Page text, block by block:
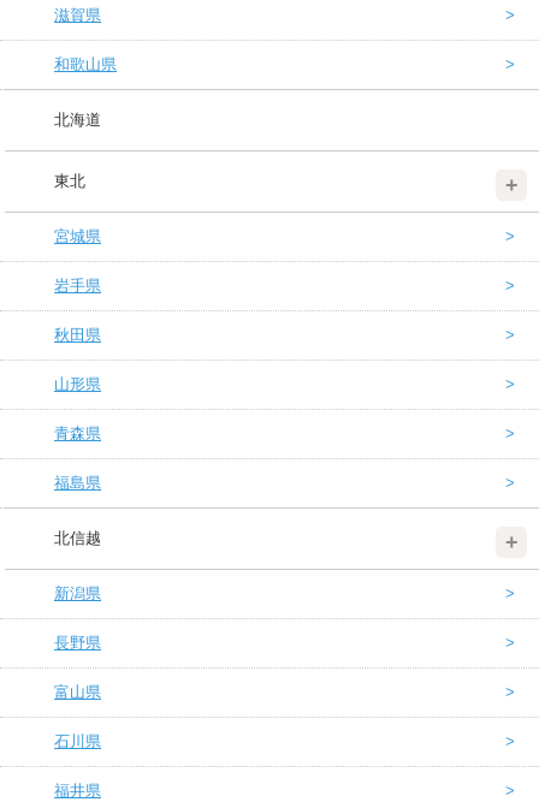
滋賀県
和歌山県
北海道
東北
宮城県
岩手県
秋田県
山形県
青森県
福島県
北信越
新潟県
長野県
富山県
石川県
福井県